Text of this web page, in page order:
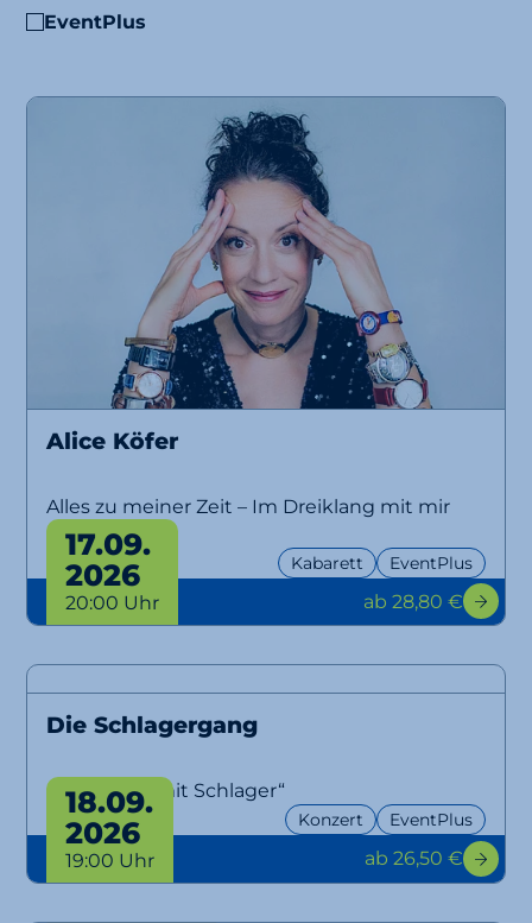
EventPlus
Alice Köfer
Alles zu meiner Zeit – Im Dreiklang mit mir
selbst
Kabarett EventPlus
17.09.
2026
20:00 Uhr ab 28,80 €
Die Schlagergang
„Aber bitte mit Schlager“
Konzert EventPlus
18.09.
2026
19:00 Uhr ab 26,50 €